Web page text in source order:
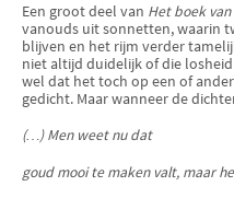
Een groot deel van Het boek
vanouds uit sonnetten, waarin
blijven en het rijm verder
niet altijd duidelijk of die
wel dat het toch op een of
gedicht. Maar wanneer de
(…) Men weet nu dat
goud mooi te maken valt, maar